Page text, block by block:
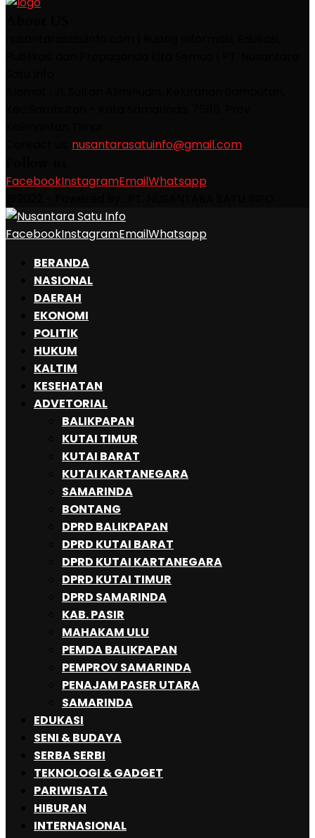
nusantarasatuinfo@gmail.com
FacebookInstagramEmailWhatsapp
FacebookInstagramEmailWhatsapp
BERANDA
NASIONAL
DAERAH
EKONOMI
POLITIK
HUKUM
KALTIM
KESEHATAN
ADVETORIAL
BALIKPAPAN
KUTAI TIMUR
KUTAI BARAT
KUTAI KARTANEGARA
SAMARINDA
BONTANG
DPRD BALIKPAPAN
DPRD KUTAI BARAT
DPRD KUTAI KARTANEGARA
DPRD KUTAI TIMUR
DPRD SAMARINDA
KAB. PASIR
MAHAKAM ULU
PEMDA BALIKPAPAN
PEMPROV SAMARINDA
PENAJAM PASER UTARA
SAMARINDA
EDUKASI
SENI & BUDAYA
SERBA SERBI
TEKNOLOGI & GADGET
PARIWISATA
HIBURAN
INTERNASIONAL